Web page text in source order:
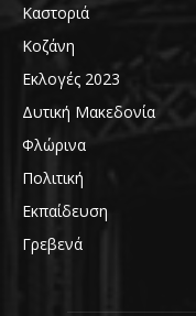
Καστοριά
Κοζάνη
Εκλογές 2023
Δυτική Μακεδονία
Φλώρινα
Πολιτική
Εκπαίδευση
Γρεβενά